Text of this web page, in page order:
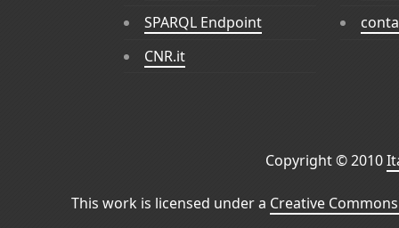
SPARQL Endpoint
CNR.it
Copyright © 2010
This work is licensed under a Creative